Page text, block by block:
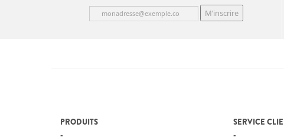
M’inscrire
PRODUITS SERVICE